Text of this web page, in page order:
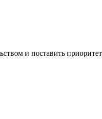
и поставить